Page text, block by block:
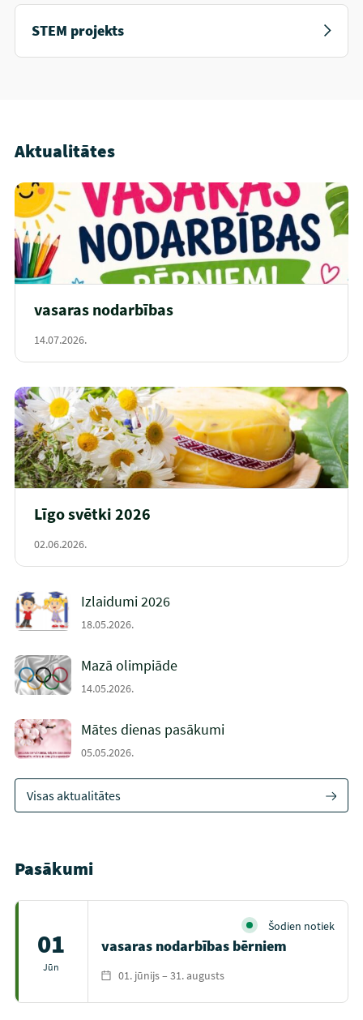
STEM projekts
Aktualitātes
vasaras nodarbības
14.07.2026.
Līgo svētki 2026
02.06.2026.
Izlaidumi 2026
18.05.2026.
Mazā olimpiāde
14.05.2026.
Mātes dienas pasākumi
05.05.2026.
Visas aktualitātes
Pasākumi
01
Jūn
Šodien notiek
vasaras nodarbības bērniem
01. jūnijs – 31. augusts